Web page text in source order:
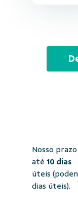
Nosso
até 10 dias
úteis
dias úteis).